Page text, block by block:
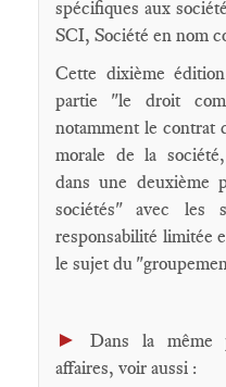
spécifiques aux
SCI, Société en nom
Cette dixième
partie "le droit
notamment le contrat
morale de la
dans une deuxième
sociétés" avec les
responsabilité limitée
le sujet du
►
Dans la même
affaires, voir aussi :